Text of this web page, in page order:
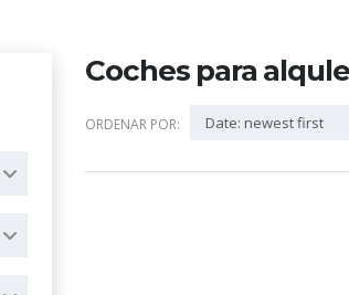
Coches para
ORDENAR POR: Date: newest first